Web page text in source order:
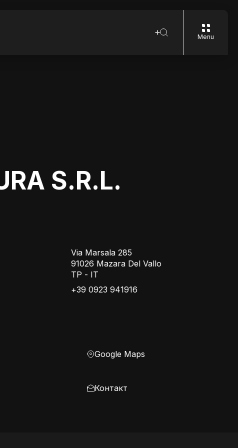
Menu
S.R.L.
Via Marsala 285
91026 Mazara Del Vallo
TP - IT
+39 0923 941916
Google Maps
Контакт